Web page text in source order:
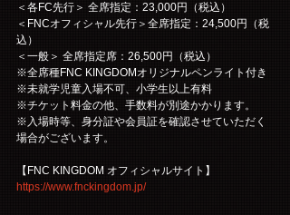
＜各FC先行＞ 全席指定：23,000円（税込）
＜FNCオフィシャル先行＞全席指定：24,500円（税
込）
＜一般＞ 全席指定席：26,500円（税込）
※全席種FNC KINGDOMオリジナルペンライト付き
※未就学児童入場不可、小学生以上有料
※チケット料金の他、手数料が別途かかります。
※入場時等、身分証や会員証を確認させていただく
場合がございます。
【FNC KINGDOM オフィシャルサイト】
https://www.fnckingdom.jp/